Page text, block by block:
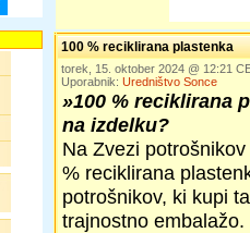
100 % reciklirana plastenka
torek, 15. oktober 2024 @ 12:21
Uporabnik: Uredništvo Sonce
»100 % reciklirana
na izdelku?
Na Zvezi
% reciklirana
potrošnikov, ki kupi
trajnostno embalažo.